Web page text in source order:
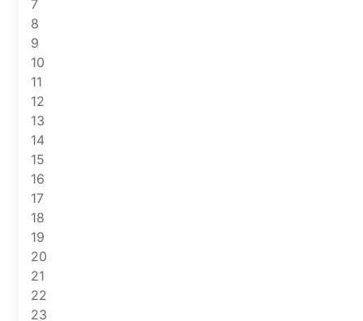
7
8
9
10
11
12
13
14
15
16
17
18
19
20
21
22
23